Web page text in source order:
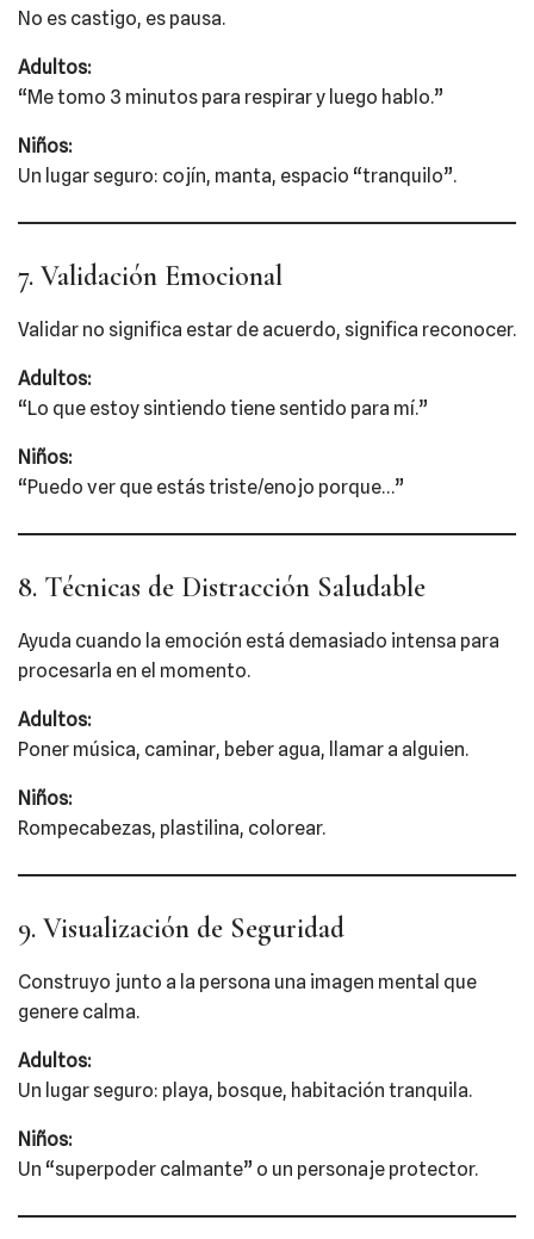
No es castigo, es pausa.
Adultos:
“Me tomo 3 minutos para respirar y luego hablo.”
Niños:
Un lugar seguro: cojín, manta, espacio “tranquilo”.
7. Validación Emocional
Validar no significa estar de acuerdo, significa reconocer.
Adultos:
“Lo que estoy sintiendo tiene sentido para mí.”
Niños:
“Puedo ver que estás triste/enojo porque…”
8. Técnicas de Distracción Saludable
Ayuda cuando la emoción está demasiado intensa para
procesarla en el momento.
Adultos:
Poner música, caminar, beber agua, llamar a alguien.
Niños:
Rompecabezas, plastilina, colorear.
9. Visualización de Seguridad
Construyo junto a la persona una imagen mental que
genere calma.
Adultos:
Un lugar seguro: playa, bosque, habitación tranquila.
Niños:
Un “superpoder calmante” o un personaje protector.